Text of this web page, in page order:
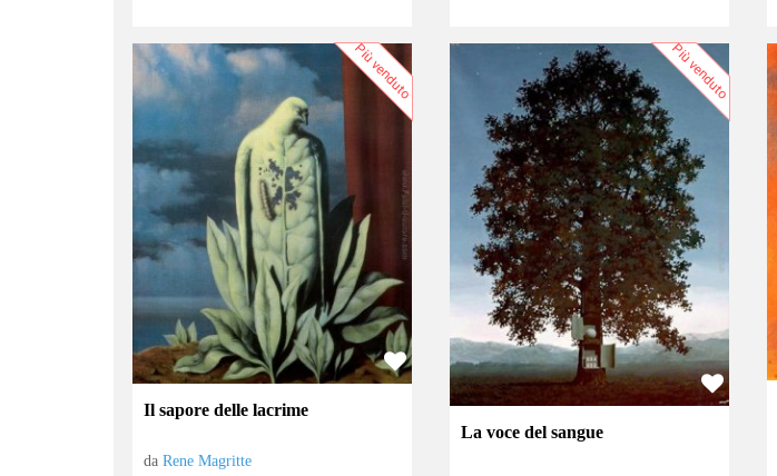
Più venduto
Il sapore delle lacrime
daRene Magritte
Più venduto
La voce del sangue